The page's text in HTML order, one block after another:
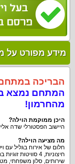
מידע מפורט על
הבריכה
מהחרמון!
היכן ממוקמת הוילה?
היישוב הפסטורלי שדה
מה מציעה הוילה?
שירותים, סלון משפחתי,